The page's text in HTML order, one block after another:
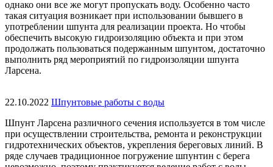
однако они все же могут пропускать воду. Особенно часто
такая ситуация возникает при использовании бывшего в
употреблении шпунта для реализации проекта. Но чтобы
обеспечить высокую гидроизоляцию объекта и при этом
продолжать пользоваться подержанным шпунтом, достаточно
выполнить ряд мероприятий по гидроизоляции шпунта
Ларсена.
22.10.2022 Шпунтовые работы с воды
Шпунт Ларсена различного сечения используется в том числе
при осуществлении строительства, ремонта и реконструкции
гидротехнических объектов, укрепления береговых линий. В
ряде случаев традиционное погружение шпунтин с берега